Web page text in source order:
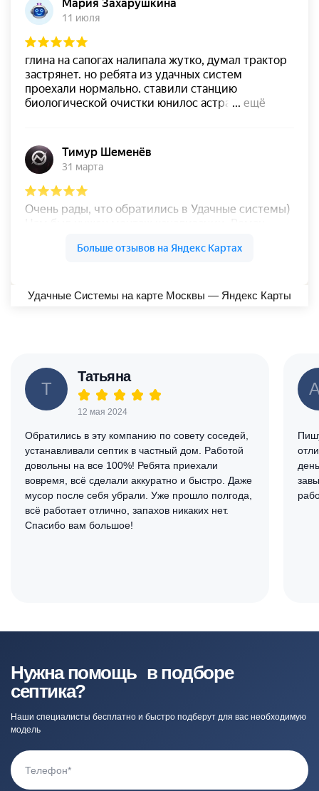
Удачные Системы на карте Москвы — Яндекс Карты
Т
Татьяна
12 мая 2024
Обратились в эту компанию по совету соседей,
устанавливали септик в частный дом. Работой
довольны на все 100%! Ребята приехали
вовремя, всё сделали аккуратно и быстро. Даже
мусор после себя убрали. Уже прошло полгода,
всё работает отлично, запахов никаких нет.
Спасибо вам большое!
Нужна помощь в подборе
септика?
Наши специалисты бесплатно и быстро подберут для вас необходимую
модель